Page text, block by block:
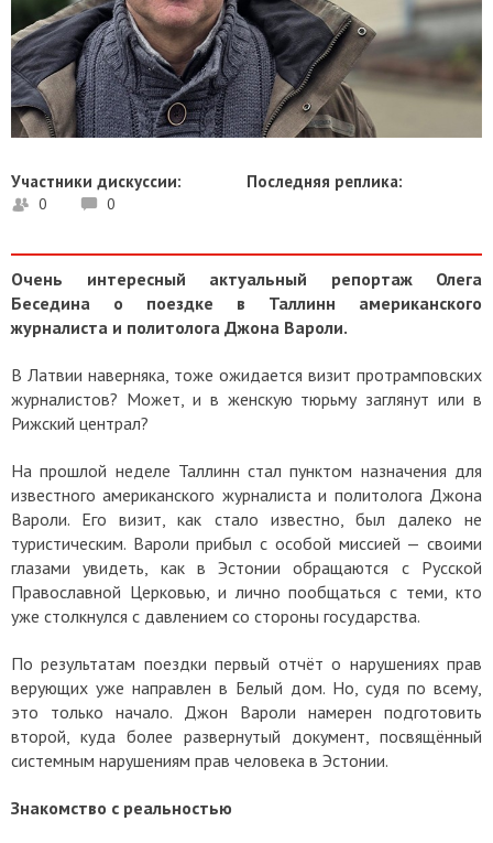
Участники дискуссии:
0 0
Последняя реплика:
Очень интересный актуальный репортаж Олега
Беседина о поездке в Таллинн американского
журналиста и политолога Джона Вароли.
В Латвии наверняка, тоже ожидается визит протрамповских
журналистов? Может, и в женскую тюрьму заглянут или в
Рижский централ?
На прошлой неделе Таллинн стал пунктом назначения для
известного американского журналиста и политолога Джона
Вароли. Его визит, как стало известно, был далеко не
туристическим. Вароли прибыл с особой миссией — своими
глазами увидеть, как в Эстонии обращаются с Русской
Православной Церковью, и лично пообщаться с теми, кто
уже столкнулся с давлением со стороны государства.
По результатам поездки первый отчёт о нарушениях прав
верующих уже направлен в Белый дом. Но, судя по всему,
это только начало. Джон Вароли намерен подготовить
второй, куда более развернутый документ, посвящённый
системным нарушениям прав человека в Эстонии.
Знакомство с реальностью